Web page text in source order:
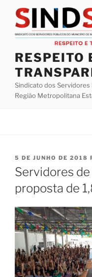
conteúdo
RESPEITO
Sindicato dos
Região Metropolitana
PUBLICADO
EM
5 DE JUNHO DE 2018
Servidores
proposta de